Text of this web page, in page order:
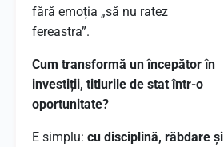
fără emoția „să nu ratez
fereastra”.
Cum transformă un începător în
investiții, titlurile de stat într-o
oportunitate?
E simplu: cu disciplină, răbdare și